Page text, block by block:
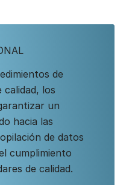
de
los
un
hacia las
de datos
cumplimiento
de calidad.